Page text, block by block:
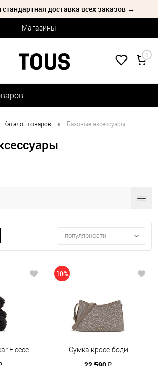
стандартная доставка всех заказов →
Магазины
0
Каталог товаров • Базовые аксессуары
популярности
Fleece
10%
Сумка кросс-боди